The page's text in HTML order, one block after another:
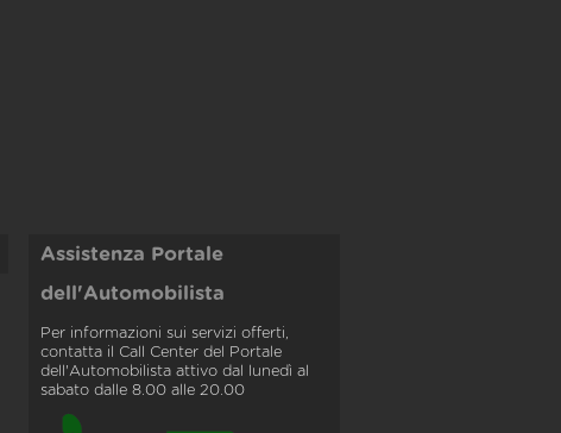
Assistenza Portale
dell'Automobilista
Per informazioni sui servizi offerti,
contatta il Call Center del Portale
dell'Automobilista attivo dal lunedì al
sabato dalle 8.00 alle 20.00